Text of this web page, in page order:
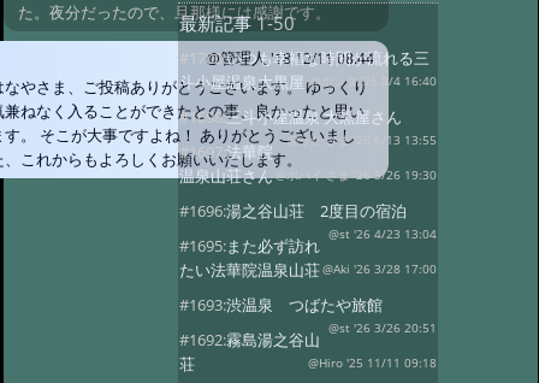
た。夜分だったので、旦那様には感謝です。
@管理人'18 12/11 08:44
なやさま、ご投稿ありがとうございます。 ゆっくり
兼ねなく入ることができたとの事、良かったと思い
す。 そこが大事ですよね！ ありがとうございまし
、これからもよろしくお願いいたします。
最新記事1-50
#1700:いつも幸福な時間が流れる三
斗小屋温泉大黒屋 @ポンタ '26 8/4 16:40
#1698:三斗小屋温泉 大黒屋さん
@うた さま '26 6/13 13:55
#1697:法華院
温泉山荘さん@ポパイ さま '26 5/26 19:30
#1696:湯之谷山荘 2度目の宿泊
@st '26 4/23 13:04
#1695:また必ず訪れ
たい法華院温泉山荘@Aki '26 3/28 17:00
#1693:渋温泉 つばたや旅館
@st '26 3/26 20:51
#1692:霧島湯之谷山
荘
@Hiro '25 11/11 09:18